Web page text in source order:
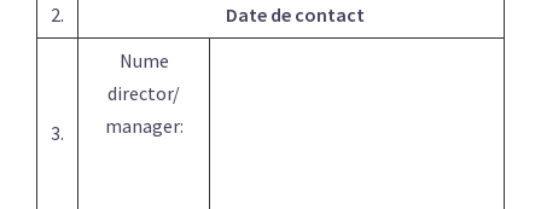
2. Date de contact
3.
Nume
director/
manager: